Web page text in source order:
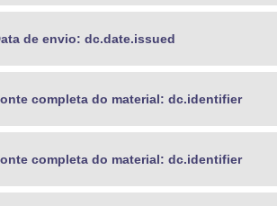
de envio: dc.date.issued
completa do material: dc.identifier
completa do material: dc.identifier